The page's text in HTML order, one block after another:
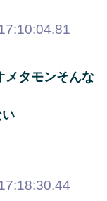
メタモンそんな